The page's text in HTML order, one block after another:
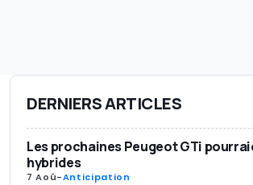
DERNIERS ARTICLES
Les prochaines Peugeot GTi
hybrides
7 Aoû-Anticipation